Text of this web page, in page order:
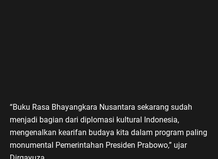
“Buku Rasa Bhayangkara Nusantara sekarang sudah
menjadi bagian dari diplomasi kultural Indonesia,
mengenalkan kearifan budaya kita dalam program paling
monumental Pemerintahan Presiden Prabowo,” ujar